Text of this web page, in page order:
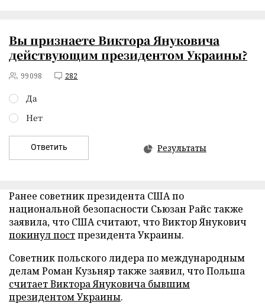
Вы признаете Виктора Януковича
действующим президентом Украины?
99098 282
Да
Нет
Ответить Результаты
Ранее советник президента США по
национальной безопасности Сьюзан Райс также
заявила, что США считают, что Виктор Янукович
покинул постпрезидента Украины.
Советник польского лидера по международным
делам Роман Кузьняр также заявил, что Польша
считает Виктора Януковича бывшим
президентом Украины.